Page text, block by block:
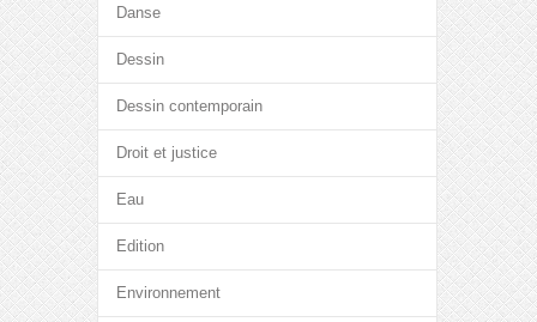
Danse
Dessin
Dessin contemporain
Droit et justice
Eau
Edition
Environnement